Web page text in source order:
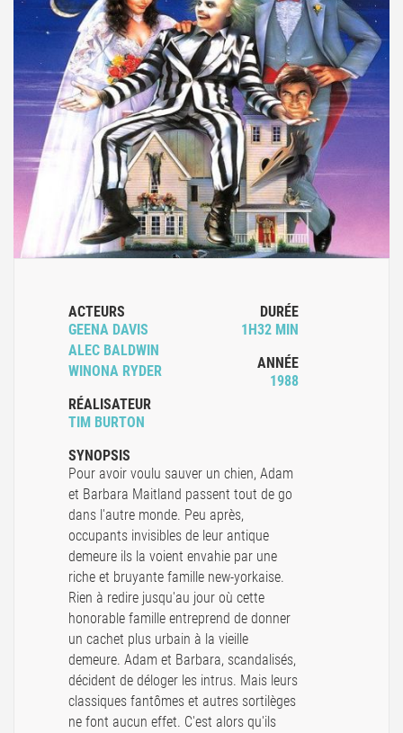
ACTEURS
GEENA DAVIS
ALEC BALDWIN
WINONA RYDER
RÉALISATEUR
TIM BURTON
DURÉE
1H32 MIN
ANNÉE
1988
SYNOPSIS
Pour avoir voulu sauver un chien, Adam
et Barbara Maitland passent tout de go
dans l'autre monde. Peu après,
occupants invisibles de leur antique
demeure ils la voient envahie par une
riche et bruyante famille new-yorkaise.
Rien à redire jusqu'au jour où cette
honorable famille entreprend de donner
un cachet plus urbain à la vieille
demeure. Adam et Barbara, scandalisés,
décident de déloger les intrus. Mais leurs
classiques fantômes et autres sortilèges
ne font aucun effet. C'est alors qu'ils